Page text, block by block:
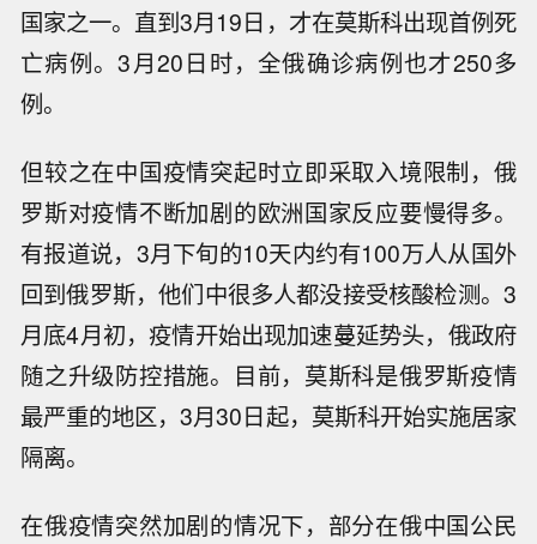
国家之一。直到3月19日，才在莫斯科出现首例死
亡病例。3月20日时，全俄确诊病例也才250多
例。
但较之在中国疫情突起时立即采取入境限制，俄
罗斯对疫情不断加剧的欧洲国家反应要慢得多。
有报道说，3月下旬的10天内约有100万人从国外
回到俄罗斯，他们中很多人都没接受核酸检测。3
月底4月初，疫情开始出现加速蔓延势头，俄政府
随之升级防控措施。目前，莫斯科是俄罗斯疫情
最严重的地区，3月30日起，莫斯科开始实施居家
隔离。
在俄疫情突然加剧的情况下，部分在俄中国公民